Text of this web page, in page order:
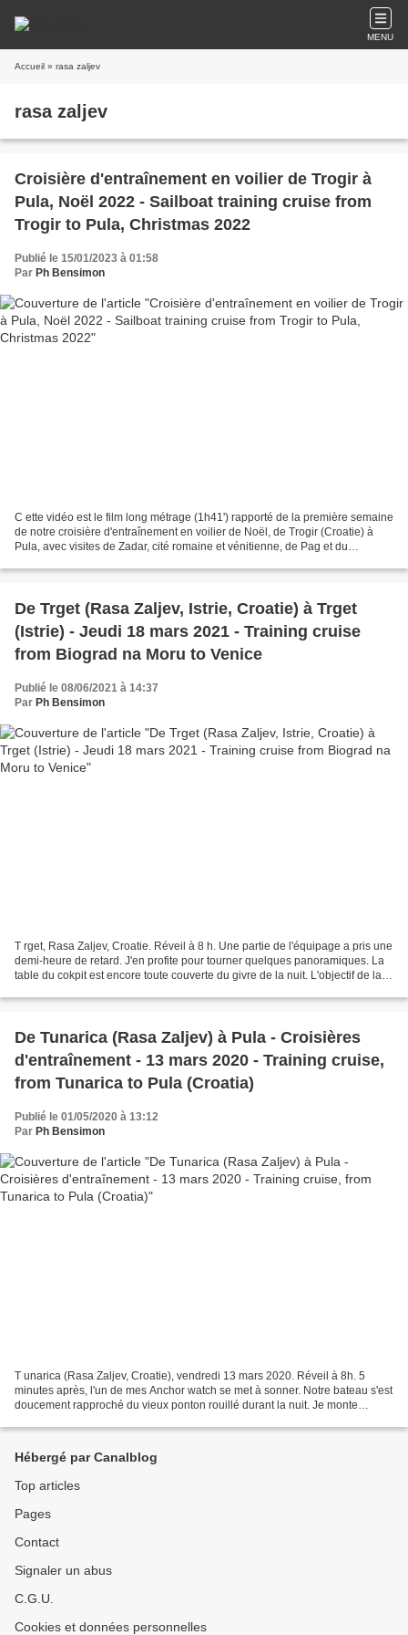
MENU
Accueil » rasa zaljev
rasa zaljev
Croisière d'entraînement en voilier de Trogir à
Pula, Noël 2022 - Sailboat training cruise from
Trogir to Pula, Christmas 2022
Publié le 15/01/2023 à 01:58
Par Ph Bensimon
C ette vidéo est le film long métrage (1h41') rapporté de la première semaine
de notre croisière d'entraînement en voilier de Noël, de Trogir (Croatie) à
Pula, avec visites de Zadar, cité romaine et vénitienne, de Pag et du
De Trget (Rasa Zaljev, Istrie, Croatie) à Trget
(Istrie) - Jeudi 18 mars 2021 - Training cruise
from Biograd na Moru to Venice
Publié le 08/06/2021 à 14:37
Par Ph Bensimon
T rget, Rasa Zaljev, Croatie. Réveil à 8 h. Une partie de l'équipage a pris une
demi-heure de retard. J'en profite pour tourner quelques panoramiques. La
table du cokpit est encore toute couverte du givre de la nuit. L'objectif de la
De Tunarica (Rasa Zaljev) à Pula - Croisières
d'entraînement - 13 mars 2020 - Training cruise,
from Tunarica to Pula (Croatia)
Publié le 01/05/2020 à 13:12
Par Ph Bensimon
T unarica (Rasa Zaljev, Croatie), vendredi 13 mars 2020. Réveil à 8h. 5
minutes après, l'un de mes Anchor watch se met à sonner. Notre bateau s'est
doucement rapproché du vieux ponton rouillé durant la nuit. Je monte
Hébergé par Canalblog
Top articles
Pages
Contact
Signaler un abus
C.G.U.
Cookies et données personnelles